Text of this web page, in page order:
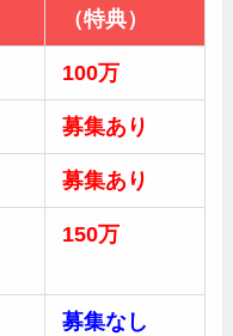
（特典）
100万
募集あり
募集あり
150万
募集なし